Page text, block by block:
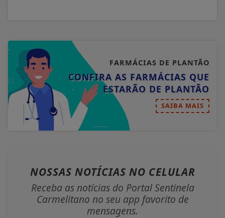
FARMÁCIAS DE PLANTÃO
CONFIRA AS FARMÁCIAS QUE
ESTARÃO DE PLANTÃO
SAIBA MAIS
NOSSAS NOTÍCIAS NO CELULAR
Receba as notícias do Portal Sentinela
Carmelitano no seu app favorito de
mensagens.